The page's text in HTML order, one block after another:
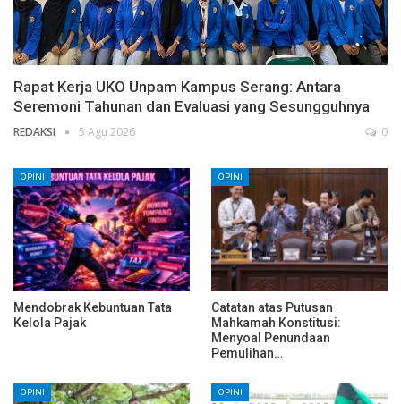
Rapat Kerja UKO Unpam Kampus Serang: Antara
Seremoni Tahunan dan Evaluasi yang Sesungguhnya
REDAKSI 5 Agu 2026 0
OPINI
Mendobrak Kebuntuan Tata
Kelola Pajak
OPINI
Catatan atas Putusan
Mahkamah Konstitusi:
Menyoal Penundaan
Pemulihan…
OPINI OPINI